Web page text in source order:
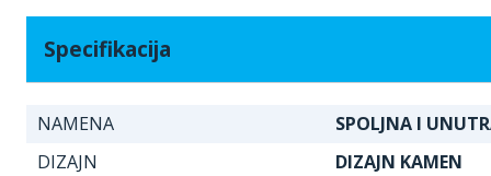
Specifikacija
NAMENA
SPOLJNA I
DIZAJN
DIZAJN KAMEN